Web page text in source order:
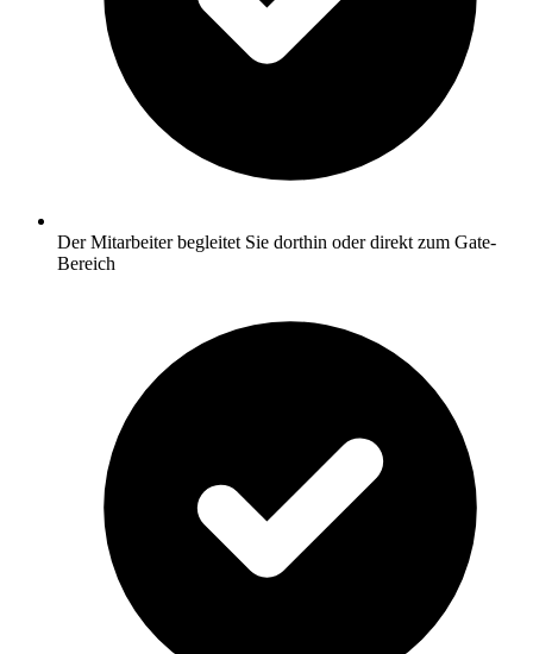
Der Mitarbeiter begleitet Sie dorthin oder direkt zum Gate-
Bereich